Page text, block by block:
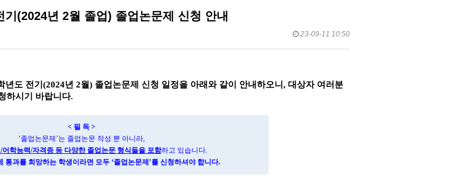
기(2024년 2월 졸업) 졸업논문제 신청 안내
23-09-11 10:50
년도 전기 (2024년 2월) 졸업논문제 신청 일정을 아래와 같이 안내하오니 , 대상자 여러분
하시기 바랍니다.
< 필 독 >
‘졸업논문제 ’는 졸업논문 작성 뿐 아니라,
/어학능력/자격증 등 다양한 졸업논문 형식들을 포함하고 있습니다.
통과를 희망하는 학생이라면 모두 ‘졸업논문제 ’를 신청하셔야 합니다.